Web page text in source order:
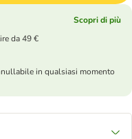
Scopri di più
da 49 €
in qualsiasi momento